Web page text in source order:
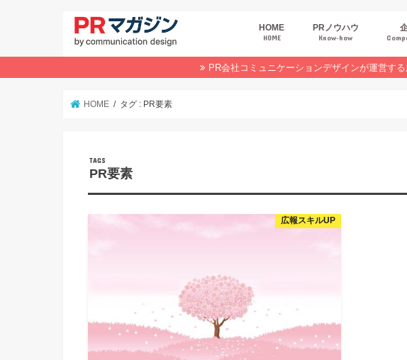
HOME
HOME
PRノウハウ
Know‐how
広報スキルUP
商品・サービスPR
デジタルPR
PRトレンド
イベントPR
業界コラム
オンラインセミナーレポ
PR会社コミュニケーションデザインが運営す
HOME タグ : PR要素
PR要素
広報スキルUP